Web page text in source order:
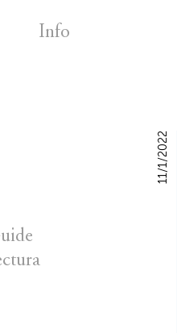
Info
11/1/2022